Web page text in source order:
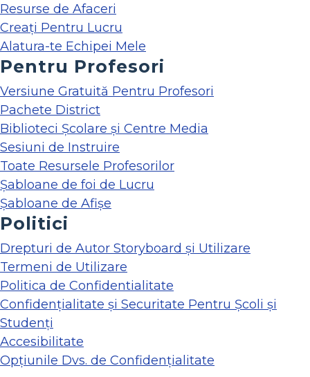
Resurse de Afaceri
Creați Pentru Lucru
Alatura-te Echipei Mele
Pentru Profesori
Versiune Gratuită Pentru Profesori
Pachete District
Biblioteci Școlare și Centre Media
Sesiuni de Instruire
Toate Resursele Profesorilor
Șabloane de foi de Lucru
Șabloane de Afișe
Politici
Drepturi de Autor Storyboard și Utilizare
Termeni de Utilizare
Politica de Confidentialitate
Confidențialitate și Securitate Pentru Școli și
Studenți
Accesibilitate
Opțiunile Dvs. de Confidențialitate